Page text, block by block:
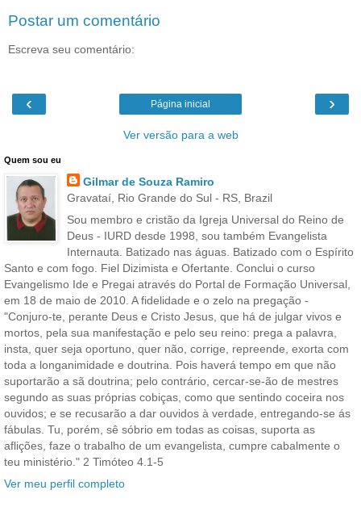
Postar um comentário
Escreva seu comentário:
‹ ›
Página inicial
Ver versão para a web
Quem sou eu
Gilmar de Souza Ramiro
Gravataí, Rio Grande do Sul - RS, Brazil
Sou membro e cristão da Igreja Universal do Reino de
Deus - IURD desde 1998, sou também Evangelista
Internauta. Batizado nas águas. Batizado com o Espírito
Santo e com fogo. Fiel Dizimista e Ofertante. Conclui o curso
Evangelismo Ide e Pregai através do Portal de Formação Universal,
em 18 de maio de 2010. A fidelidade e o zelo na pregação -
"Conjuro-te, perante Deus e Cristo Jesus, que há de julgar vivos e
mortos, pela sua manifestação e pelo seu reino: prega a palavra,
insta, quer seja oportuno, quer não, corrige, repreende, exorta com
toda a longanimidade e doutrina. Pois haverá tempo em que não
suportarão a sã doutrina; pelo contrário, cercar-se-ão de mestres
segundo as suas próprias cobiças, como que sentindo coceira nos
ouvidos; e se recusarão a dar ouvidos à verdade, entregando-se ás
fábulas. Tu, porém, sê sóbrio em todas as coisas, suporta as
aflições, faze o trabalho de um evangelista, cumpre cabalmente o
teu ministério." 2 Timóteo 4.1-5
Ver meu perfil completo